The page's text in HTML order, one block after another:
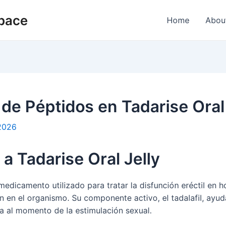
Home
Péptidos en Tadarise
Tadarise Oral Jelly
utilizado para tratar la disfunción eréctil en
en el organismo. Su componente activo, el tadalafil,
al momento de la estimulación sexual.